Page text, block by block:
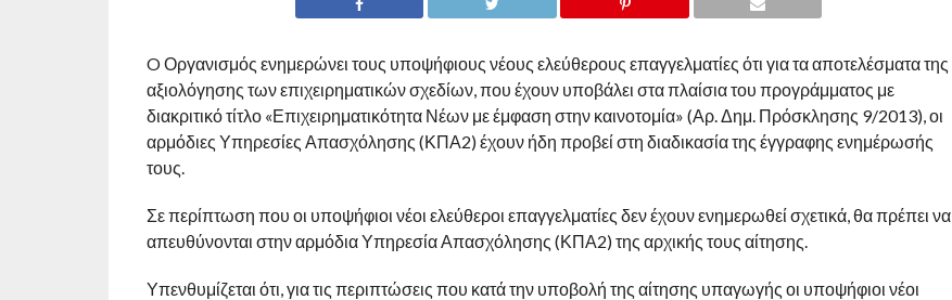
O Οργανισμός ενημερώνει τους υποψήφιους νέους ελεύθερους επαγγελματίες ότι για τα αποτελέσματα της
αξιολόγησης των επιχειρηματικών σχεδίων, που έχουν υποβάλει στα πλαίσια του προγράμματος με
διακριτικό τίτλο «Επιχειρηματικότητα Νέων με έμφαση στην καινοτομία» (Αρ. Δημ. Πρόσκλησης 9/2013), οι
αρμόδιες Υπηρεσίες Απασχόλησης (ΚΠΑ2) έχουν ήδη προβεί στη διαδικασία της έγγραφης ενημέρωσής
τους.
Σε περίπτωση που οι υποψήφιοι νέοι ελεύθεροι επαγγελματίες δεν έχουν ενημερωθεί σχετικά, θα πρέπει να
απευθύνονται στην αρμόδια Υπηρεσία Απασχόλησης (ΚΠΑ2) της αρχικής τους αίτησης.
Υπενθυμίζεται ότι, για τις περιπτώσεις που κατά την υποβολή της αίτησης υπαγωγής οι υποψήφιοι νέοι